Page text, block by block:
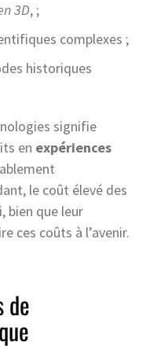
3D, ;
complexes ;
historiques
signifie
en expériences
le coût élevé des
bien que leur
ces coûts à l’avenir.
de